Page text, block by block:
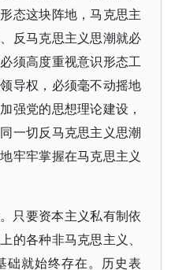
态这块阵地，马克思主
反马克思主义思潮就必
须高度重视意识形态工
导权，必须毫不动摇地
强党的思想理论建设，
一切反马克思主义思潮
牢牢掌握在马克思主义
只要资本主义私有制依
的各种非马克思主义、
础就始终存在。历史表